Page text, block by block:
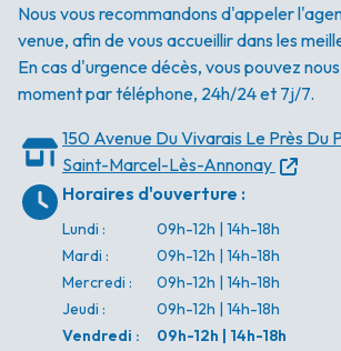
Nous vous recommandons d'appeler
venue, afin de vous accueillir dans les
En cas d'urgence décès, vous pouvez
moment par téléphone, 24h/24 et 7j/7.
150 Avenue Du Vivarais Le Près Du
Saint-Marcel-Lès-Annonay
Horaires d'ouverture :
Lundi :
09h-12h | 14h-18h
Mardi :
09h-12h | 14h-18h
Mercredi :
09h-12h | 14h-18h
Jeudi :
09h-12h | 14h-18h
Vendredi :
09h-12h | 14h-18h